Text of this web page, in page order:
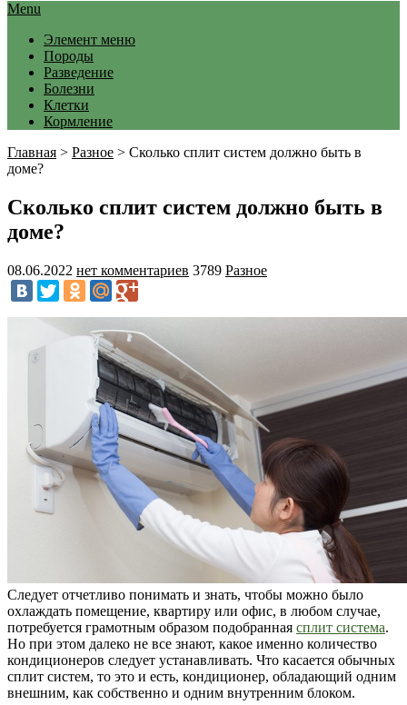
Menu
Элемент меню
Породы
Разведение
Болезни
Клетки
Кормление
Главная > Разное > Сколько сплит систем должно быть в
доме?
Сколько сплит систем должно быть в
доме?
08.06.2022 нет комментариев 3789 Разное
Следует отчетливо понимать и знать, чтобы можно было
охлаждать помещение, квартиру или офис, в любом случае,
потребуется грамотным образом подобранная сплит система.
Но при этом далеко не все знают, какое именно количество
кондиционеров следует устанавливать. Что касается обычных
сплит систем, то это и есть, кондиционер, обладающий одним
внешним, как собственно и одним внутренним блоком.